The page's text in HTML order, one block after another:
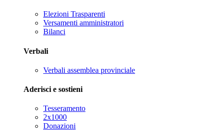
Elezioni Trasparenti
Versamenti amministratori
Bilanci
Verbali
Verbali assemblea provinciale
Aderisci e sostieni
Tesseramento
2x1000
Donazioni